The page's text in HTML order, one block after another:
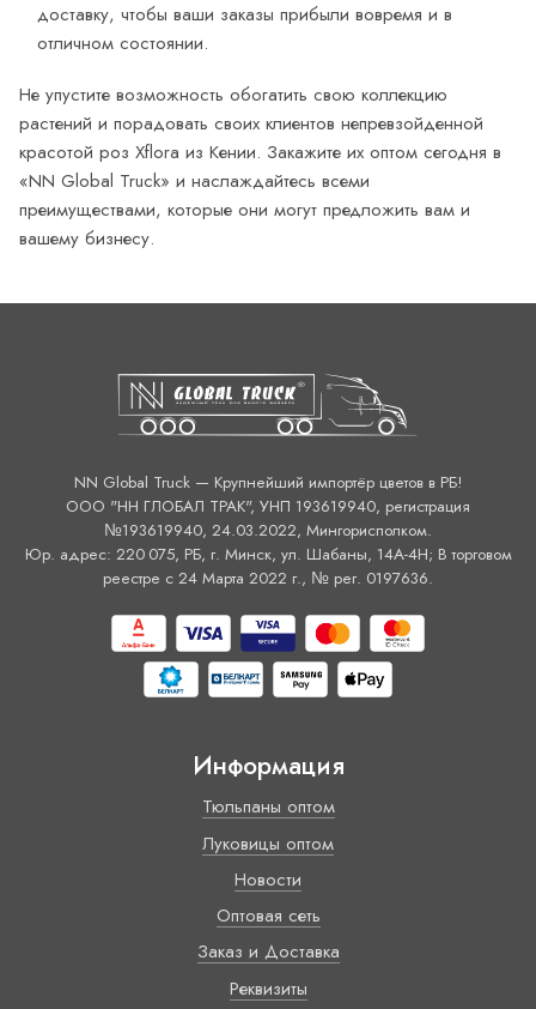
доставку, чтобы ваши заказы прибыли вовремя и в
отличном состоянии.
Не упустите возможность обогатить свою коллекцию
растений и порадовать своих клиентов непревзойденной
красотой роз Xflora из Кении. Закажите их оптом сегодня в
«NN Global Truck» и наслаждайтесь всеми
преимуществами, которые они могут предложить вам и
вашему бизнесу.
NN Global Truck — Крупнейший импортёр цветов в РБ!
ООО "НН ГЛОБАЛ ТРАК", УНП 193619940, регистрация
№193619940, 24.03.2022, Мингорисполком.
Юр. адрес: 220 075, РБ, г. Минск, ул. Шабаны, 14А-4H; В торговом
реестре с 24 Марта 2022 г., № рег. 0197636.
Информация
Тюльпаны оптом
Луковицы оптом
Новости
Оптовая сеть
Заказ и Доставка
Реквизиты